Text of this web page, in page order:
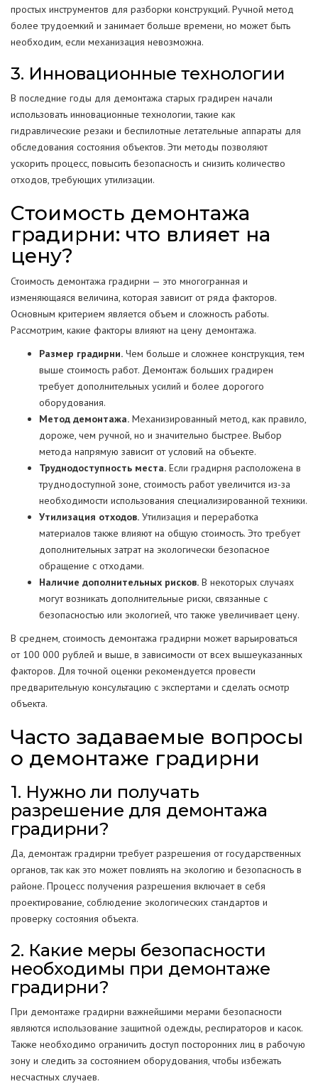
простых инструментов для разборки конструкций. Ручной метод
более трудоемкий и занимает больше времени, но может быть
необходим, если механизация невозможна.
3. Инновационные технологии
В последние годы для демонтажа старых градирен начали
использовать инновационные технологии, такие как
гидравлические резаки и беспилотные летательные аппараты для
обследования состояния объектов. Эти методы позволяют
ускорить процесс, повысить безопасность и снизить количество
отходов, требующих утилизации.
Стоимость демонтажа
градирни: что влияет на
цену?
Стоимость демонтажа градирни — это многогранная и
изменяющаяся величина, которая зависит от ряда факторов.
Основным критерием является объем и сложность работы.
Рассмотрим, какие факторы влияют на цену демонтажа.
Размер градирни. Чем больше и сложнее конструкция, тем
выше стоимость работ. Демонтаж больших градирен
требует дополнительных усилий и более дорогого
оборудования.
Метод демонтажа. Механизированный метод, как правило,
дороже, чем ручной, но и значительно быстрее. Выбор
метода напрямую зависит от условий на объекте.
Труднодоступность места. Если градирня расположена в
труднодоступной зоне, стоимость работ увеличится из-за
необходимости использования специализированной техники.
Утилизация отходов. Утилизация и переработка
материалов также влияют на общую стоимость. Это требует
дополнительных затрат на экологически безопасное
обращение с отходами.
Наличие дополнительных рисков. В некоторых случаях
могут возникать дополнительные риски, связанные с
безопасностью или экологией, что также увеличивает цену.
В среднем, стоимость демонтажа градирни может варьироваться
от 100 000 рублей и выше, в зависимости от всех вышеуказанных
факторов. Для точной оценки рекомендуется провести
предварительную консультацию с экспертами и сделать осмотр
объекта.
Часто задаваемые вопросы
о демонтаже градирни
1. Нужно ли получать
разрешение для демонтажа
градирни?
Да, демонтаж градирни требует разрешения от государственных
органов, так как это может повлиять на экологию и безопасность в
районе. Процесс получения разрешения включает в себя
проектирование, соблюдение экологических стандартов и
проверку состояния объекта.
2. Какие меры безопасности
необходимы при демонтаже
градирни?
При демонтаже градирни важнейшими мерами безопасности
являются использование защитной одежды, респираторов и касок.
Также необходимо ограничить доступ посторонних лиц в рабочую
зону и следить за состоянием оборудования, чтобы избежать
несчастных случаев.